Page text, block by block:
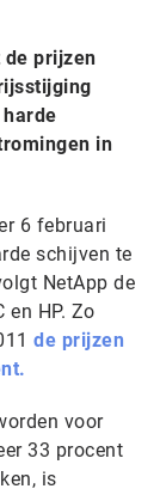
de prijzen
in
6 februari
schijven te
NetApp de
en HP. Zo
de prijzen
voor
33 procent
is